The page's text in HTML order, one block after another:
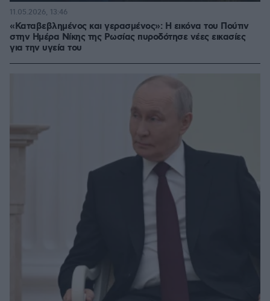
«Καταβεβλημένος και γερασμένος»: Η εικόνα του Πούτιν
στην Ημέρα Νίκης της Ρωσίας πυροδότησε νέες εικασίες
για την υγεία του
11.05.2026, 13:46